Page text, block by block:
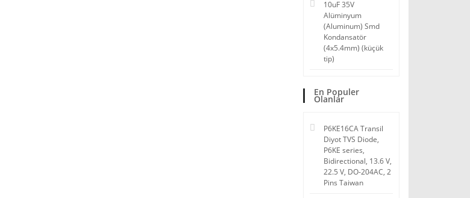
10uF 35V
Alüminyum
(Aluminum) Smd
Kondansatör
(4x5.4mm) (küçük
tip)
En Populer
Olanlar
P6KE16CA Transil
Diyot TVS Diode,
P6KE series,
Bidirectional, 13.6 V,
22.5 V, DO-204AC, 2
Pins Taiwan